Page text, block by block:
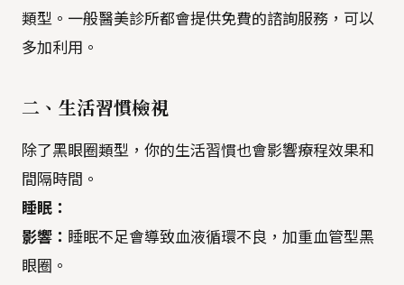
類型。一般醫美診所都會提供免費的諮詢服務，可以
多加利用。
二、生活習慣檢視
除了黑眼圈類型，你的生活習慣也會影響療程效果和
間隔時間。
睡眠：
影響： 睡眠不足會導致血液循環不良，加重血管型黑
眼圈。